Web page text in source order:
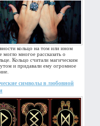
кольцо на том или ином
могло многое рассказать о
Кольцо считали магическим
и придавали ему огромное
символы в любовной